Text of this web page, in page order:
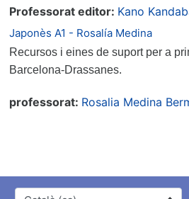
Professorat editor: Kano
Japonès A1 - Rosalía Medina
Recursos i eines de suport per a
Barcelona-Drassanes.
professorat: Rosalia Medina